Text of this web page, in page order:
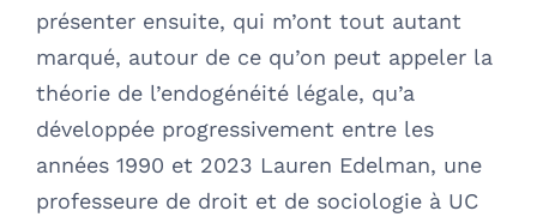
présenter ensuite, qui m’ont tout autant
marqué, autour de ce qu’on peut appeler la
théorie de l’endogénéité légale, qu’a
développée progressivement entre les
années 1990 et 2023 Lauren Edelman, une
professeure de droit et de sociologie à UC